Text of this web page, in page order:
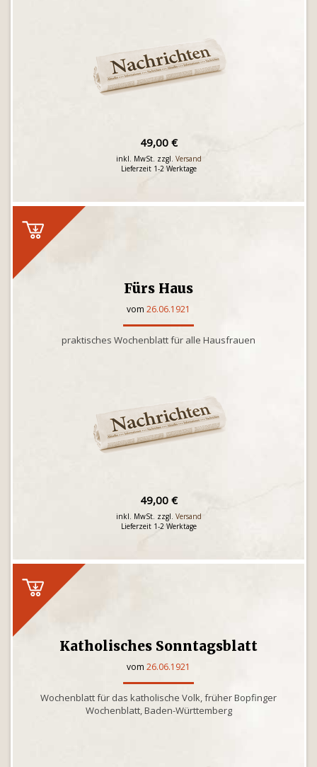
49,00 €
inkl. MwSt. zzgl. Versand
Lieferzeit 1-2 Werktage
Fürs Haus
vom 26.06.1921
praktisches Wochenblatt für alle Hausfrauen
49,00 €
inkl. MwSt. zzgl. Versand
Lieferzeit 1-2 Werktage
Katholisches Sonntagsblatt
vom 26.06.1921
Wochenblatt für das katholische Volk, früher Bopfinger
Wochenblatt, Baden-Württemberg